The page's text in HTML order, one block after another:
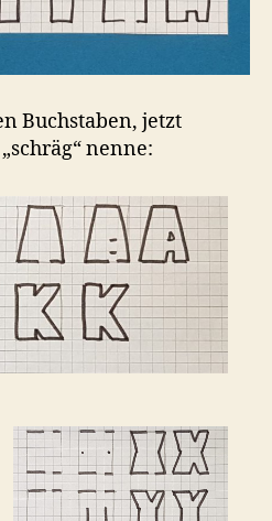
Buchstaben, jetzt
nenne: